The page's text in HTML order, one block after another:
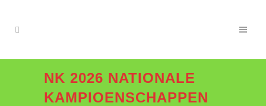
NK 2026 NATIONALE
KAMPIOENSCHAPPEN